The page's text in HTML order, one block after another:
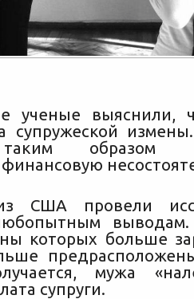
ученые выяснили,
супружеской
образом
США провели
выводам.
которых больше
мужа
супруги.